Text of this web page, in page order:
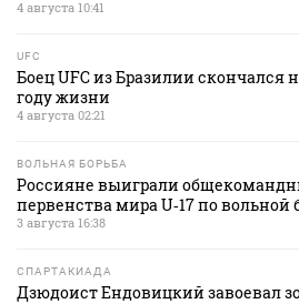
4 августа 10:41
UFC
Боец UFC из Бразилии скончался
году жизни
4 августа 02:21
ВОЛЬНАЯ БОРЬБА
Россияне выиграли
первенства мира U‑17 по вольной
3 августа 16:38
СПАРТАКИАДА
Дзюдоист Ендовицкий завоевал